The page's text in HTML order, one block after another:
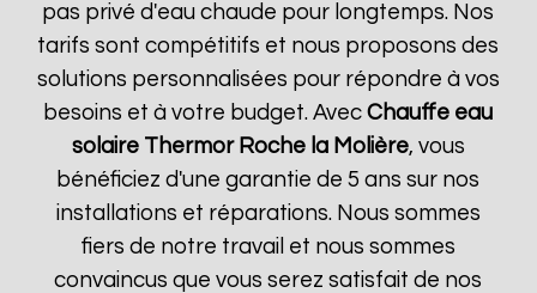
pas privé d'eau chaude pour longtemps. Nos
tarifs sont compétitifs et nous proposons des
solutions personnalisées pour répondre à vos
besoins et à votre budget. AvecChauffe eau
solaire Thermor Roche la Molière, vous
bénéficiez d'une garantie de 5 ans sur nos
installations et réparations. Nous sommes
fiers de notre travail et nous sommes
convaincus que vous serez satisfait de nos